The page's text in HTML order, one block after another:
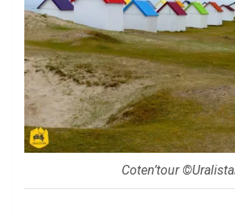
Coten’tour